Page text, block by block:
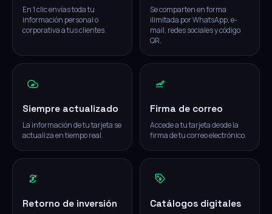
En 1 clic envías toda tu
información personal o
corporativa a tus clientes.
Se comparten en forma
ilimitada por WhatsApp, e-
mail, redes sociales y código
QR.
Siempre actualizado
La información de tu tarjeta se
actualiza en tiempo real.
Firma de correo
Accede a tu tarjeta desde la
firma de tu correo electrónico.
Retorno de inversión Catálogos digitales